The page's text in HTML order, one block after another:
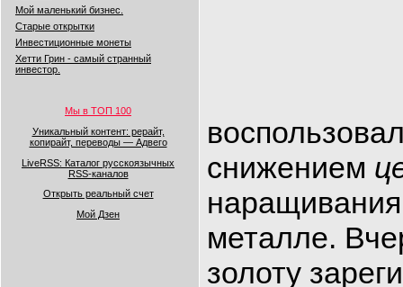
Мой маленький бизнес.
Старые открытки
Инвестиционные монеты
Хетти Грин - самый странный
инвестор.
Мы в ТОП 100
Уникальный контент: рерайт,
копирайт, переводы — Адвего
LiveRSS: Каталог русскоязычных
RSS-каналов
Открыть реальный счет
Мой Дзен
снижением
металле.
золоту